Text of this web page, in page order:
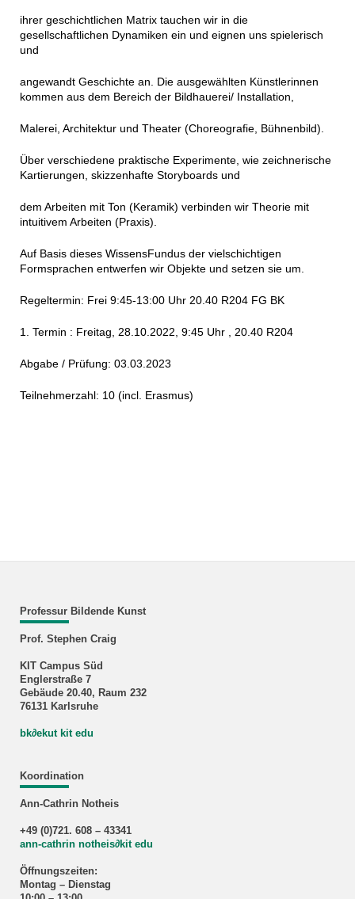
ihrer geschichtlichen Matrix tauchen wir in die
gesellschaftlichen Dynamiken ein und eignen uns spielerisch
und
angewandt Geschichte an. Die ausgewählten Künstlerinnen
kommen aus dem Bereich der Bildhauerei/ Installation,
Malerei, Architektur und Theater (Choreografie, Bühnenbild).
Über verschiedene praktische Experimente, wie zeichnerische
Kartierungen, skizzenhafte Storyboards und
dem Arbeiten mit Ton (Keramik) verbinden wir Theorie mit
intuitivem Arbeiten (Praxis).
Auf Basis dieses WissensFundus der vielschichtigen
Formsprachen entwerfen wir Objekte und setzen sie um.
Regeltermin: Frei 9:45-13:00 Uhr 20.40 R204 FG BK
1. Termin : Freitag, 28.10.2022, 9:45 Uhr , 20.40 R204
Abgabe / Prüfung: 03.03.2023
Teilnehmerzahl: 10 (incl. Erasmus)
Professur Bildende Kunst
Prof. Stephen Craig
KIT Campus Süd
Englerstraße 7
Gebäude 20.40, Raum 232
76131 Karlsruhe
bk∂ekut kit edu
Koordination
Ann-Cathrin Notheis
+49 (0)721. 608 – 43341
ann-cathrin notheis∂kit edu
Öffnungszeiten:
Montag – Dienstag